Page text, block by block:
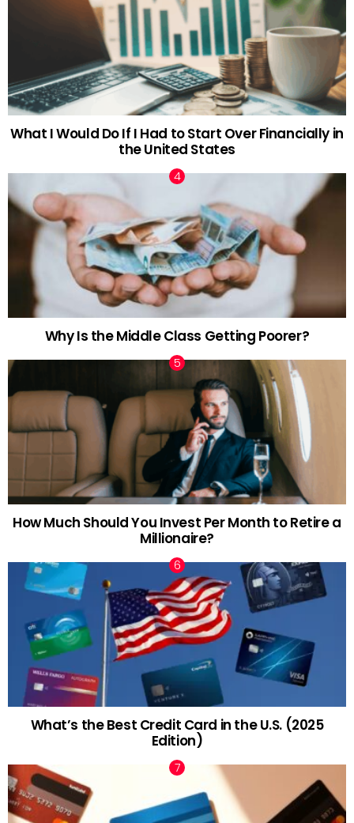
What I Would Do If I Had to Start Over Financially in
the United States
Why Is the Middle Class Getting Poorer?
How Much Should You Invest Per Month to Retire a
Millionaire?
What’s the Best Credit Card in the U.S. (2025
Edition)